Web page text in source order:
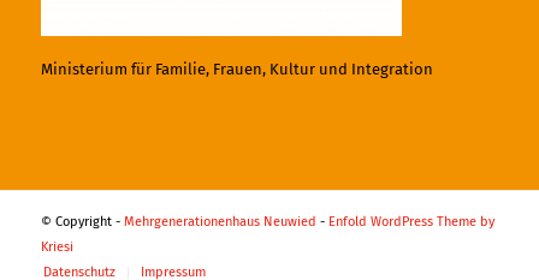
Ministerium für Familie, Frauen, Kultur und Integration
© Copyright - Mehrgenerationenhaus Neuwied - Enfold WordPress Theme by
Kriesi
Datenschutz
Impressum